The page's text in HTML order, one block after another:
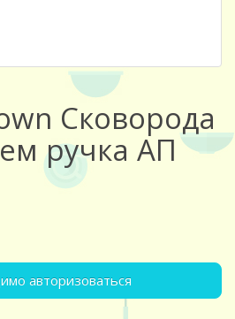
Сковорода
ручка АП
авторизоваться